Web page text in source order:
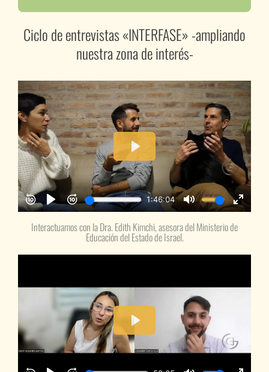
Ciclo de entrevistas «INTERFASE» -ampliando
nuestra zona de interés-
Interactuamos con la Dra. Edith Kimchi, asesora del Ministerio de
Educación del Estado de Israel.